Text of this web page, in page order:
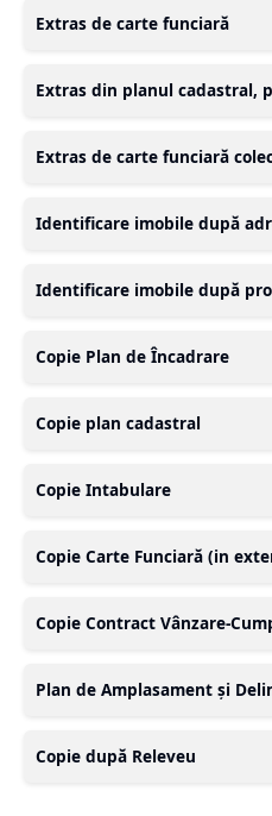
Extras de carte funciară
Extras din planul cadastral,
Extras de carte funciară
Identificare imobile după
Identificare imobile după
Copie Plan de Încadrare
Copie plan cadastral
Copie Intabulare
Copie Carte Funciară (in
Copie Contract Vânzare-
Plan de Amplasament și
Copie după Releveu